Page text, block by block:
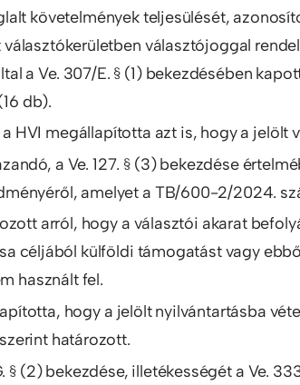
követelmények teljesülését,
választójoggal
a Ve. 307/E. § (1) bekezdésében
db).
HVI megállapította azt is, hogy a jelölt
a Ve. 127. § (3) bekezdése
amelyet a TB/600-2/2024.
arról, hogy a választói akarat
céljából külföldi támogatást vagy
használt fel.
hogy a jelölt nyilvántartásba
határozott.
§ (2) bekezdése, illetékességét a Ve.